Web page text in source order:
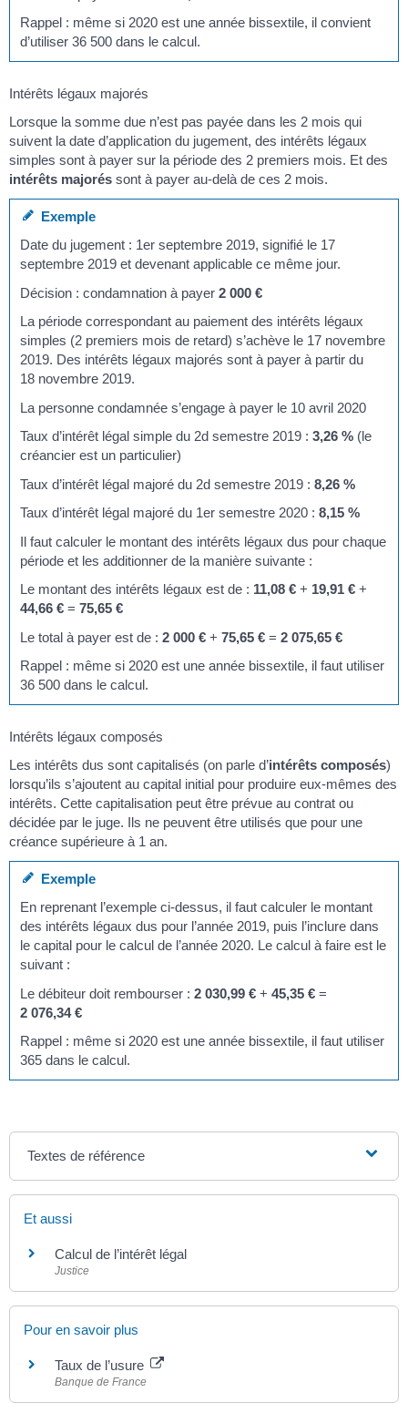
Rappel : même si 2020 est une année bissextile, il convient
d’utiliser 36 500 dans le calcul.
Intérêts légaux majorés
Lorsque la somme due n’est pas payée dans les 2 mois qui
suivent la date d’application du jugement, des intérêts légaux
simples sont à payer sur la période des 2 premiers mois. Et des
intérêts majorés sont à payer au-delà de ces 2 mois.
Exemple
Date du jugement : 1er septembre 2019, signifié le 17
septembre 2019 et devenant applicable ce même jour.
Décision : condamnation à payer2 000 €
La période correspondant au paiement des intérêts légaux
simples (2 premiers mois de retard) s’achève le 17 novembre
2019. Des intérêts légaux majorés sont à payer à partir du
18 novembre 2019.
La personne condamnée s’engage à payer le 10 avril 2020
Taux d’intérêt légal simple du 2d semestre 2019 :3,26 % (le
créancier est un particulier)
Taux d’intérêt légal majoré du 2d semestre 2019 :8,26 %
Taux d’intérêt légal majoré du 1er semestre 2020 :8,15 %
Il faut calculer le montant des intérêts légaux dus pour chaque
période et les additionner de la manière suivante :
Le montant des intérêts légaux est de : 11,08 € + 19,91 € +
44,66 € =75,65 €
Le total à payer est de :2 000 € +75,65 € =2 075,65 €
Rappel : même si 2020 est une année bissextile, il faut utiliser
36 500 dans le calcul.
Intérêts légaux composés
Les intérêts dus sont capitalisés (on parle d’intérêts composés)
lorsqu’ils s’ajoutent au capital initial pour produire eux-mêmes des
intérêts. Cette capitalisation peut être prévue au contrat ou
décidée par le juge. Ils ne peuvent être utilisés que pour une
créance supérieure à 1 an.
Exemple
En reprenant l’exemple ci-dessus, il faut calculer le montant
des intérêts légaux dus pour l’année 2019, puis l’inclure dans
le capital pour le calcul de l’année 2020. Le calcul à faire est le
suivant :
Le débiteur doit rembourser :2 030,99 € +45,35 € =
2 076,34 €
Rappel : même si 2020 est une année bissextile, il faut utiliser
365 dans le calcul.
Textes de référence
Et aussi
Calcul de l’intérêt légal
Justice
Pour en savoir plus
Taux de l’usure
Banque de France